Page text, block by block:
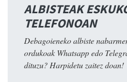
ALBISTEAK
TELEFONOAN
Debagoieneko albiste
ordukoak Whatsapp edo
dituzu? Harpidetu zaitez doan!